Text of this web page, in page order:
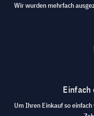
Wir wurden mehrfach
Einfach
Um Ihren Einkauf so